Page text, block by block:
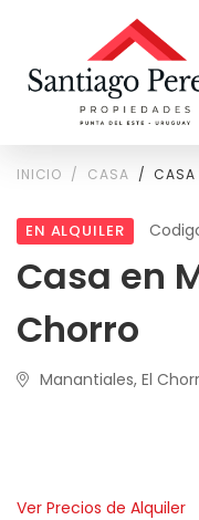
INICIO CASA CASA
EN ALQUILER
Casa en
Chorro
Manantiales, El
Ver Precios de Alquiler